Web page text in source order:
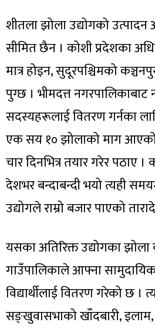
शीतला झोला उद्योगको
सीमित छैन । कोशी प्रदेशका
मात्र होइन, सुदूरपश्चिमको
पुग्छ । भीमदत्त
सदस्यहरूलाई वितरण गर्नका
एक सय १० झोलाको माग आएको
चार दिनभित्र तयार गरेर पठाए
देशभर बन्दाबन्दी भयो त्यही
उद्योगले राम्रो बजार पाएको
यसका अतिरिक्त उद्योगका झोला
गाउँपालिकाले आफ्ना
विद्यार्थीलाई वितरण गरेको छ ।
सङ्खुवासभाको खाँदबारी,